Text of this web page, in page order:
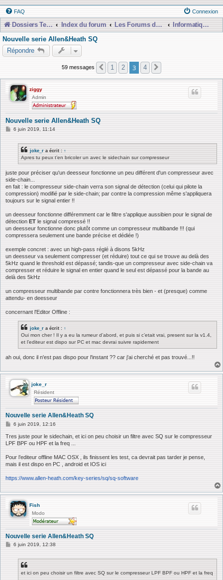
FAQ Connexion
Dossiers Techniques Index du forum Les Forums de Discussions
Informatique, Consoles Numériques et MAO
Nouvelle serie Allen&Heath SQ
Répondre
59 messages Précédente
1 2 3 4
ziggy
Admin
Nouvelle serie Allen&Heath SQ
M6 juin 2019, 11:14
joke_r a écrit : ↑
Apres tu peux t’en bricoler un avec le sidechain sur compresseur
juste pour préciser qu'un deesseur fonctionne un peu différent d'un compresseur avec
side-chain...
en fait : le compresseur side-chain verra son signal de détection (celui qui pilote la
compression) modifié par le side-chain; par contre la compression même s'appliquera
toujours sur le signal entier !!
un deesseur fonctionne différemment car le filtre s'applique aussibien pour le signal de
détection ET le signal compressé !!
un deesseur fonctionne donc plutôt comme un compresseur multibande !!! (qui
compressera seulement une bande précise et dédiée !)
exemple concret : avec un high-pass réglé à disons 5kHz
un deesseur va seulement compresser (et réduire) tout ce qui se trouve au delà des
5kHz quand le threshold est dépassé; tandis-que un compresseur avec side-chain va
compresser et réduire le signal en entier quand le seul est dépassé pour la bande au
delà des 5kHz
un compresseur multibande par contre fonctionnera très bien - et (presque) comme
attendu- en deesseur
concernant l'Editor Offline :
joke_r a écrit : ↑
Oui mon cher ! Il y a eu la rumeur d’abord, et puis si c’etait vrai, present sur la v1.4,
et l’editeur est dispo sur PC et mac devrai suivre rapidement
ah oui, donc il n'est pas dispo pour l'instant ?? car j'ai cherché et pas trouvé...!!
joke_r
Résident
Nouvelle serie Allen&Heath SQ
M
s
s
e
6 juin 2019, 12:16
Tres juste pour le sidechain, et ici on peu choisir un filtre avec SQ sur le compresseur
LPF BPF ou HPF et la freq ...
Pour l’editeur offline MAC OSX , ils finissent les test, ca devrait pas tarder je pense,
mais il est dispo en PC , android et IOS ici
https://www.allen-heath.com/key-series/sq/sq-software
Fish
Modo
Nouvelle serie Allen&Heath SQ
M6 juin 2019, 12:38
et ici on peu choisir un filtre avec SQ sur le compresseur LPF BPF ou HPF et la freq